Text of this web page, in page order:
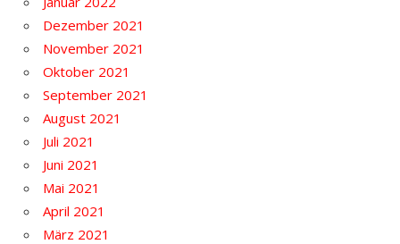
Dezember 2021
November 2021
Oktober 2021
September 2021
August 2021
Juli 2021
Juni 2021
Mai 2021
April 2021
März 2021